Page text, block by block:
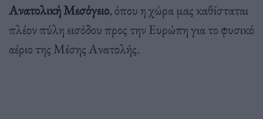
Ανατολική Μεσόγειο, όπου η χώρα μας καθίσταται
πλέον πύλη εισόδου προς την Ευρώπη για το φυσικό
αέριο της Μέσης Ανατολής.